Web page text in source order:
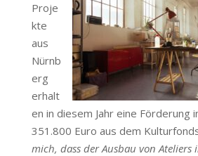
Proje
kte
aus
Nürnb
erg
erhalt
en in diesem Jahr eine Förderung
351.800 Euro aus dem
mich, dass der Ausbau von Ateliers